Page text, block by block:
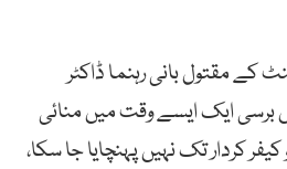
کے مقتول بانی رہنما ڈاکٹر
برسی ایک ایسے وقت میں منائی
کردار تک نہیں پہنچایا جا سکا،